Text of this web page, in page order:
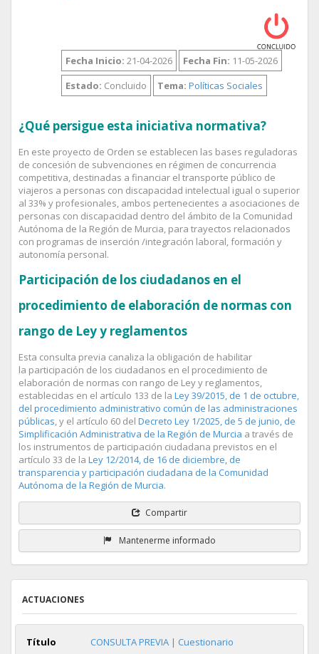
Fecha Inicio: 21-04-2026 Fecha Fin: 11-05-2026
Estado: Concluido Tema: Políticas Sociales
¿Qué persigue esta iniciativa normativa?
En este proyecto de Orden se establecen las bases reguladoras
de concesión de subvenciones en régimen de concurrencia
competitiva, destinadas a financiar el transporte público de
viajeros a personas con discapacidad intelectual igual o superior
al 33% y profesionales, ambos pertenecientes a asociaciones de
personas con discapacidad dentro del ámbito de la Comunidad
Autónoma de la Región de Murcia, para trayectos relacionados
con programas de inserción /integración laboral, formación y
autonomía personal.
Participación de los ciudadanos en el
procedimiento de elaboración de normas con
rango de Ley y reglamentos
Esta consulta previa canaliza la obligación de habilitar
la participación de los ciudadanos en el procedimiento de
elaboración de normas con rango de Ley y reglamentos,
establecidas en el artículo 133 de la Ley 39/2015, de 1 de octubre,
del procedimiento administrativo común de las administraciones
públicas, y el artículo 60 del Decreto Ley 1/2025, de 5 de junio, de
Simplificación Administrativa de la Región de Murcia a través de
los instrumentos de participación ciudadana previstos en el
artículo 33 de la Ley 12/2014, de 16 de diciembre, de
transparencia y participación ciudadana de la Comunidad
Autónoma de la Región de Murcia.
Compartir
Mantenerme informado
ACTUACIONES
Título
CONSULTA PREVIA | Cuestionario